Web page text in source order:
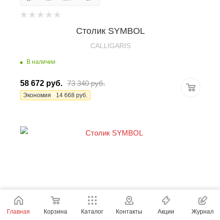
Столик SYMBOL
CALLIGARIS
В наличии
58 672 руб. 73 340руб.
Экономия 14 668 руб.
Главная Корзина Каталог Контакты Акции Журнал